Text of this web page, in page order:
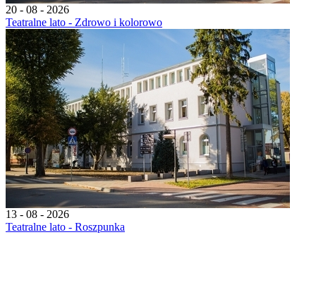
20 - 08 - 2026
Teatralne lato - Zdrowo i kolorowo
13 - 08 - 2026
Teatralne lato - Roszpunka